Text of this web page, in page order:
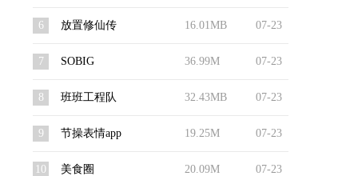
07-23
16.01MB
6 放置修仙传
07-23
36.99M
7 SOBIG
07-23
32.43MB
8 班班工程队
07-23
19.25M
9 节操表情app
07-23
20.09M
10 美食圈